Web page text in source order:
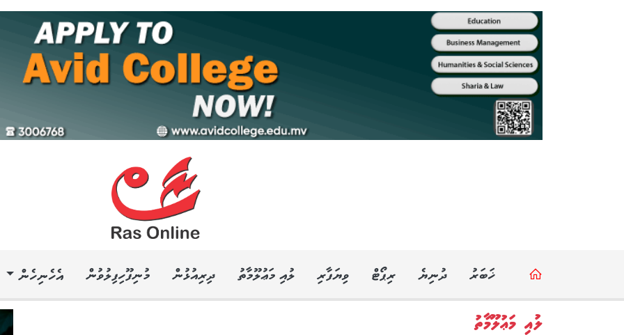
ޚަބަރު ދުނިޔެ ރިޕޯޓް ވިޔަފާރި ލުއި މަޢުލޫމާތު ދިރިއުޅުން މުނިފޫހިފިލުވުން އެހެނިހެން
ލުއި މަޢުލޫމާތު